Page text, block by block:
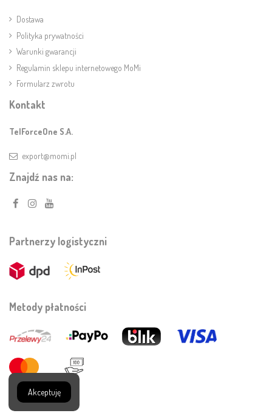
Dostawa
Polityka prywatności
Warunki gwarancji
Regulamin sklepu internetowego MoMi
Formularz zwrotu
Kontakt
TelForceOne S.A.
export@momi.pl
Znajdź nas na:
Partnerzy logistyczni
Metody płatności
Akceptuję